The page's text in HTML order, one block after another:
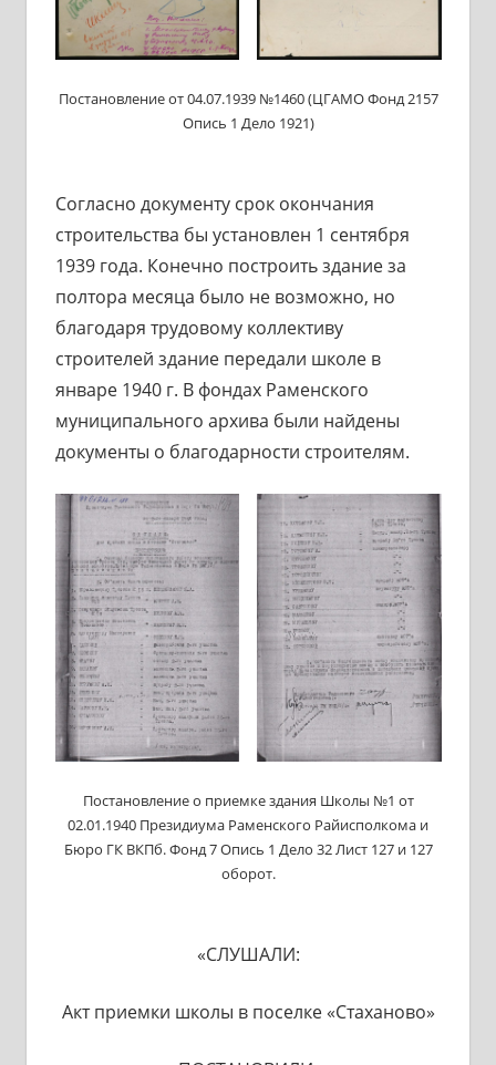
Постановление от 04.07.1939 №1460 (ЦГАМО Фонд 2157
Опись 1 Дело 1921)
Согласно документу срок окончания
строительства бы установлен 1 сентября
1939 года. Конечно построить здание за
полтора месяца было не возможно, но
благодаря трудовому коллективу
строителей здание передали школе в
январе 1940 г. В фондах Раменского
муниципального архива были найдены
документы о благодарности строителям.
Постановление о приемке здания Школы №1 от
02.01.1940 Президиума Раменского Райисполкома и
Бюро ГК ВКПб. Фонд 7 Опись 1 Дело 32 Лист 127 и 127
оборот.
«СЛУШАЛИ:
Акт приемки школы в поселке «Стаханово»